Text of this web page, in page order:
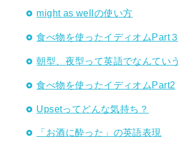
might as wellの使い方
食べ物を使ったイディオムPart３
朝型、夜型って英語でなんてい
食べ物を使ったイディオムPart2
Upsetってどんな気持ち？
「お酒に酔った」の英語表現